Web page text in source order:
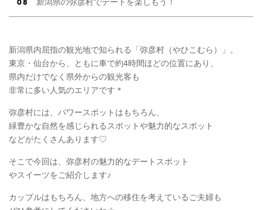
新潟県内屈指の観光地で知られる「弥彦村（やひこむら）」。
東京・仙台から、ともに車で約4時間ほどの位置にあり、
県内だけでなく県外からの観光客も
非常に多い人気のエリアです＊
弥彦村には、パワースポットはもちろん、
緑豊かな自然を感じられるスポットや魅力的なスポット
などがたくさんあります♡
そこで今回は、弥彦村の魅力的なデートスポット
やスイーツをご紹介します♪
カップルはもちろん、地方への移住を考えているご夫婦も